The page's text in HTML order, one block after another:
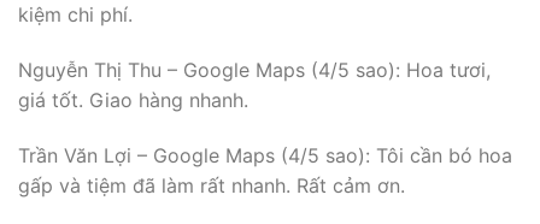
kiệm chi phí.
Nguyễn Thị Thu – Google Maps (4/5 sao): Hoa tươi,
giá tốt. Giao hàng nhanh.
Trần Văn Lợi – Google Maps (4/5 sao): Tôi cần bó hoa
gấp và tiệm đã làm rất nhanh. Rất cảm ơn.